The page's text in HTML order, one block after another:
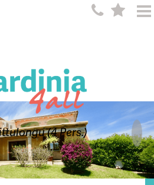
(4 Pers.)